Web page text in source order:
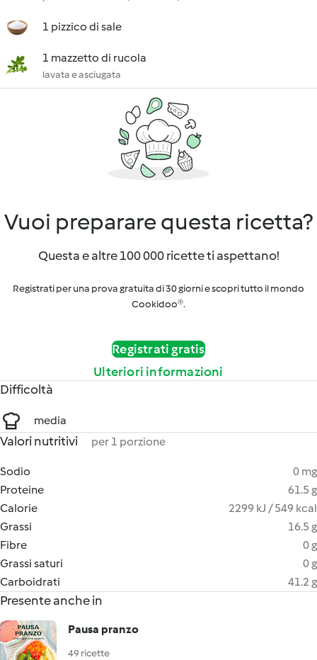
1 pizzico di sale
1 mazzetto di rucola
lavata e asciugata
Vuoi preparare questa ricetta?
Questa e altre 100 000 ricette ti aspettano!
Registrati per una prova gratuita di 30 giorni e scopri tutto il mondo
Cookidoo®.
Registrati gratis
Ulteriori informazioni
Difficoltà
media
Valori nutritivi per 1 porzione
Sodio
0 mg
Proteine
61.5 g
Calorie
2299 kJ / 549 kcal
Grassi
16.5 g
Fibre
0 g
Grassi saturi
0 g
Carboidrati
41.2 g
Presente anche in
Pausa pranzo
49 ricette